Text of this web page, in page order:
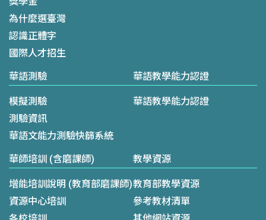
為什麼選臺灣
認識正體字
國際人才招生
華語測驗
模擬測驗
測驗資訊
華語文能力測驗快篩系統
華語教學能力認證
華語教學能力認證
華師培訓 (含磨課師)
增能培訓說明 (教育部磨課師)
資源中心培訓
教學資源
教育部教學資源
參考教材清單